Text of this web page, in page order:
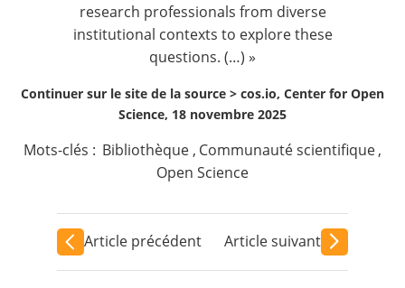
research professionals from diverse
institutional contexts to explore these
questions. (…) »
Continuer sur le site de la source > cos.io, Center for Open
Science, 18 novembre 2025
Mots-clés : Bibliothèque , Communauté scientifique,
Open Science
Article précédent Article suivant